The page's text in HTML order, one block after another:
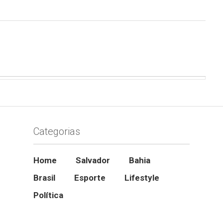
Categorias
Home Salvador
Bahia
Brasil
Esporte
Lifestyle
Política